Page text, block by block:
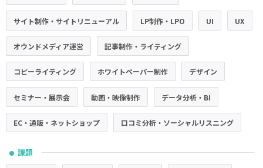
サイト制作・サイトリニューアル LP制作・LPO UI UX
オウンドメディア運営 記事制作・ライティング
コピーライティング ホワイトペーパー制作 デザイン
セミナー・展示会 動画・映像制作 データ分析・BI
EC・通販・ネットショップ 口コミ分析・ソーシャルリスニング
● 課題